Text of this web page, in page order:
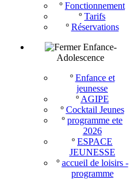
º Fonctionnement
º Tarifs
º Réservations
Enfance-
Adolescence
º Enfance et
jeunesse
º AGIPE
º Cocktail Jeunes
º programme ete
2026
º ESPACE
JEUNESSE
º accueil de loisirs -
programme